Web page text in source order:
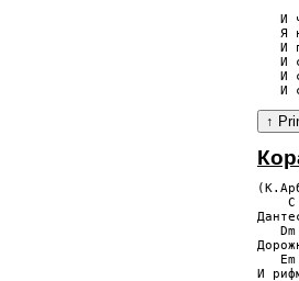
И
Я
И
И
И
C
Dm
Em
И